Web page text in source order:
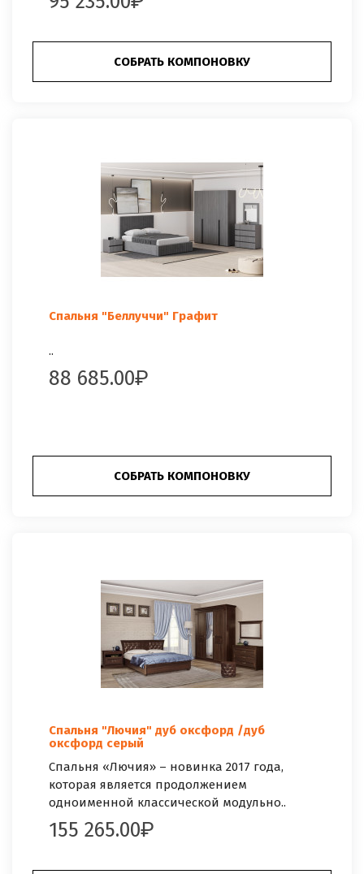
СОБРАТЬ КОМПОНОВКУ
Спальня "Беллуччи" Графит
..
88 685.00
СОБРАТЬ КОМПОНОВКУ
Спальня "Лючия" дуб оксфорд /дуб
оксфорд серый
Спальня «Лючия» – новинка 2017 года,
которая является продолжением
одноименной классической модульно..
155 265.00